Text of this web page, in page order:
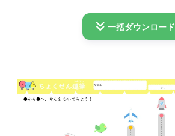
一括ダウンロード